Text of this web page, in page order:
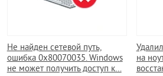
Не найден сетевой путь,
ошибка 0x80070035. Windows
не может получить доступ к…
на